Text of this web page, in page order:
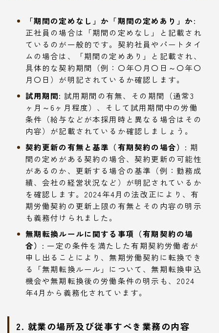
「期間の定めなし」か「期間の定めあり」か:
正社員の場合は「期間の定めなし」と記載され
ているのが一般的です。契約社員やパートタイ
ムの場合は、「期間の定めあり」と記載され、
具体的な契約期間（例：〇年〇月〇日～〇年〇
月〇日）が明記されているか確認します。
試用期間: 試用期間の有無、その期間（通常3
ヶ月～6ヶ月程度）、そして試用期間中の労働
条件（給与などが本採用時と異なる場合はその
内容）が記載されているか確認しましょう。
契約更新の有無と基準（有期契約の場合）: 期
間の定めがある契約の場合、契約更新の可能性
があるのか、更新する場合の基準（例：勤務成
績、会社の経営状況など）が明記されているか
を確認します。2024年4月の法改正により、有
期労働契約の更新上限の有無とその内容の明示
も義務付けられました。
無期転換ルールに関する事項（有期契約の場
合）: 一定の条件を満たした有期契約労働者が
申し出ることにより、無期労働契約に転換でき
る「無期転換ルール」について、無期転換申込
機会や無期転換後の労働条件の明示も、2024
年4月から義務化されています。
2. 就業の場所及び従事すべき業務の内容